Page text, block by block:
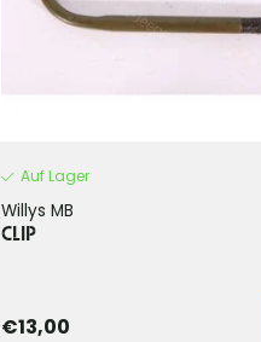
Auf Lager
Willys MB
CLIP
€13,00